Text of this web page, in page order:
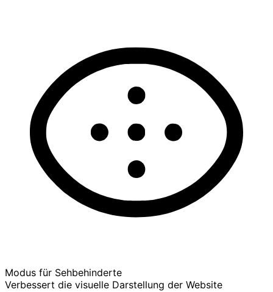
Modus für Sehbehinderte
Verbessert die visuelle Darstellung der Website